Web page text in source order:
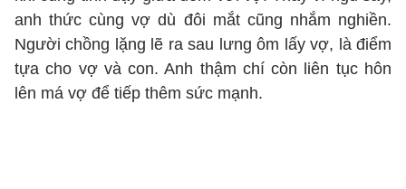
anh thức cùng vợ dù đôi mắt cũng nhắm nghiền.
Người chồng lặng lẽ ra sau lưng ôm lấy vợ, là điểm
tựa cho vợ và con. Anh thậm chí còn liên tục hôn
lên má vợ để tiếp thêm sức mạnh.